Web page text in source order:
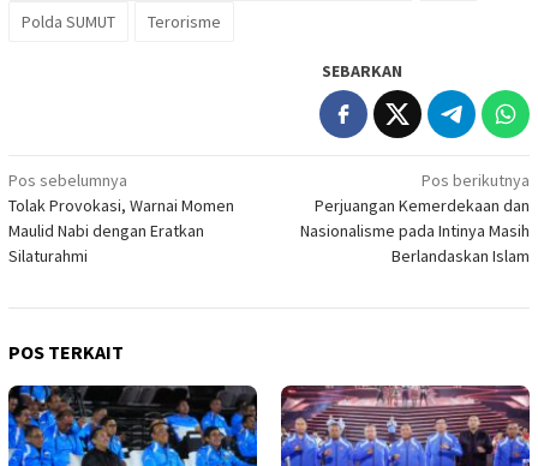
Polda SUMUT
Terorisme
SEBARKAN
Navigasi
pos
Pos sebelumnya
Tolak Provokasi, Warnai Momen
Maulid Nabi dengan Eratkan
Silaturahmi
Pos berikutnya
Perjuangan Kemerdekaan dan
Nasionalisme pada Intinya Masih
Berlandaskan Islam
POS TERKAIT